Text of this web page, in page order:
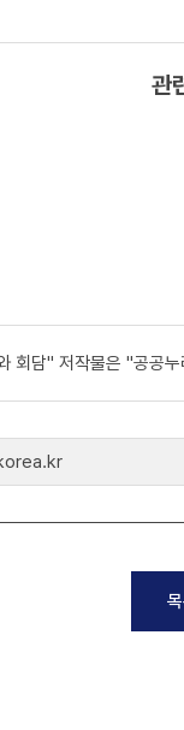
관
회담" 저작물은 "공공